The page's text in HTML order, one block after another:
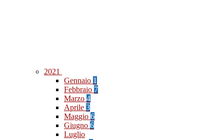
2021
Gennaio 1
Febbraio 7
Marzo 4
Aprile 3
Maggio 6
Giugno 6
Luglio